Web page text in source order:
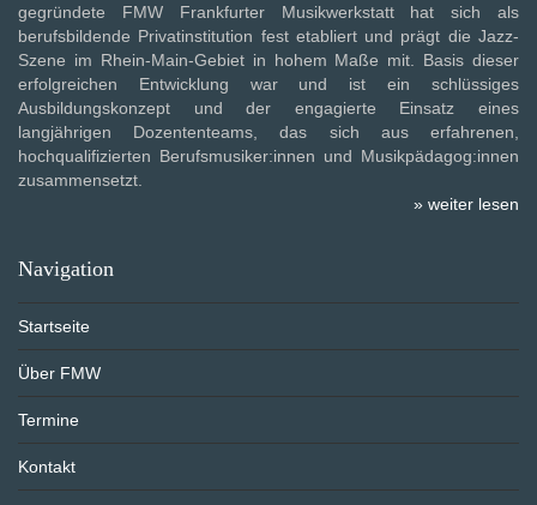
gegründete FMW Frankfurter Musikwerkstatt hat sich als
berufsbildende Privatinstitution fest etabliert und prägt die Jazz-
Szene im Rhein-Main-Gebiet in hohem Maße mit. Basis dieser
erfolgreichen Entwicklung war und ist ein schlüssiges
Ausbildungskonzept und der engagierte Einsatz eines
langjährigen Dozententeams, das sich aus erfahrenen,
hochqualifizierten Berufsmusiker:innen und Musikpädagog:innen
zusammensetzt.
» weiter lesen
Navigation
Startseite
Über FMW
Termine
Kontakt